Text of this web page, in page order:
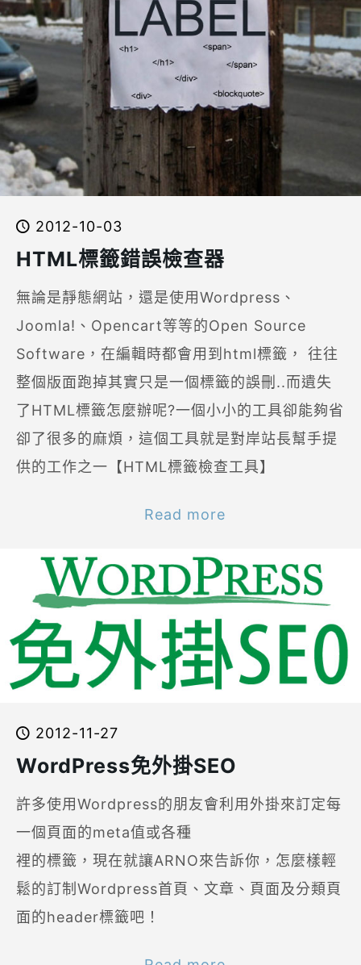
2012-10-03
HTML標籤錯誤檢查器
無論是靜態網站，還是使用Wordpress、
Joomla!、Opencart等等的Open Source
Software，在編輯時都會用到html標籤， 往往
整個版面跑掉其實只是一個標籤的誤刪..而遺失
了HTML標籤怎麼辦呢?一個小小的工具卻能夠省
卻了很多的麻煩，這個工具就是對岸站長幫手提
供的工作之一【HTML標籤檢查工具】
Read more
2012-11-27
WordPress免外掛SEO
許多使用Wordpress的朋友會利用外掛來訂定每
一個頁面的meta值或各種
裡的標籤，現在就讓ARNO來告訴你，怎麼樣輕
鬆的訂制Wordpress首頁、文章、頁面及分類頁
面的header標籤吧！